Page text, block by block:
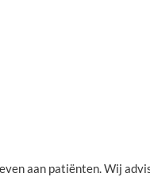
aan patiënten. Wij